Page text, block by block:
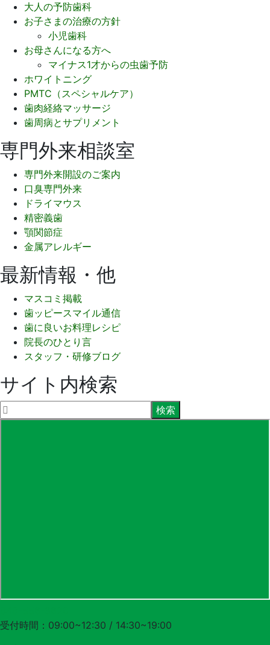
大人の予防歯科
お子さまの治療の方針
小児歯科
お母さんになる方へ
マイナス1才からの虫歯予防
ホワイトニング
PMTC（スペシャルケア）
歯肉経絡マッサージ
歯周病とサプリメント
専門外来相談室
専門外来開設のご案内
口臭専門外来
ドライマウス
精密義歯
顎関節症
金属アレルギー
最新情報・他
マスコミ掲載
歯ッピースマイル通信
歯に良いお料理レシピ
院長のひとり言
スタッフ・研修ブログ
サイト内検索
受付時間：09:00~12:30 / 14:30~19:00